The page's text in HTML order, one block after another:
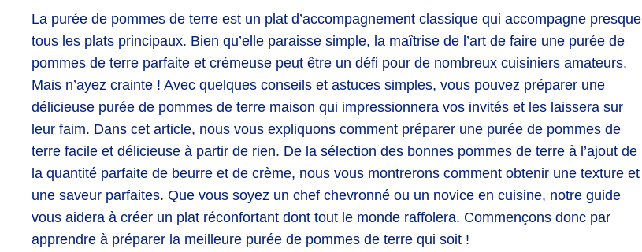
La purée de pommes de terre est un plat d’accompagnement classique qui accompagne presque
tous les plats principaux. Bien qu’elle paraisse simple, la maîtrise de l’art de faire une purée de
pommes de terre parfaite et crémeuse peut être un défi pour de nombreux cuisiniers amateurs.
Mais n’ayez crainte ! Avec quelques conseils et astuces simples, vous pouvez préparer une
délicieuse purée de pommes de terre maison qui impressionnera vos invités et les laissera sur
leur faim. Dans cet article, nous vous expliquons comment préparer une purée de pommes de
terre facile et délicieuse à partir de rien. De la sélection des bonnes pommes de terre à l’ajout de
la quantité parfaite de beurre et de crème, nous vous montrerons comment obtenir une texture et
une saveur parfaites. Que vous soyez un chef chevronné ou un novice en cuisine, notre guide
vous aidera à créer un plat réconfortant dont tout le monde raffolera. Commençons donc par
apprendre à préparer la meilleure purée de pommes de terre qui soit !